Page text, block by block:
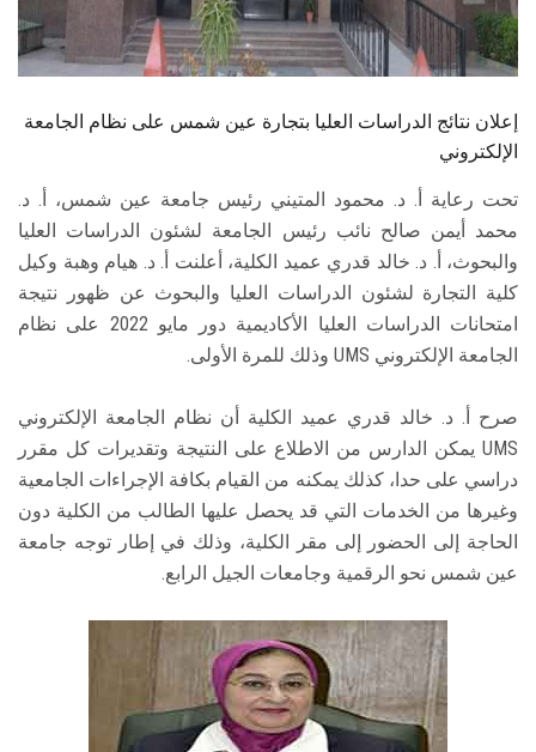
الموظفون
الزائـرون
إعلان نتائج الدراسات العليا بتجارة عين شمس على نظام الجامعة
الإلكتروني
تحت رعاية أ. د. محمود المتيني رئيس جامعة عين شمس، أ. د.
محمد أيمن صالح نائب رئيس الجامعة لشئون الدراسات العليا
والبحوث، أ. د. خالد قدري عميد الكلية، أعلنت أ. د. هيام وهبة وكيل
كلية التجارة لشئون الدراسات العليا والبحوث عن ظهور نتيجة
امتحانات الدراسات العليا الأكاديمية دور مايو 2022 على نظام
الجامعة الإلكتروني UMS وذلك للمرة الأولى.
صرح أ. د. خالد قدري عميد الكلية أن نظام الجامعة الإلكتروني
UMS يمكن الدارس من الاطلاع على النتيجة وتقديرات كل مقرر
دراسي على حدا، كذلك يمكنه من القيام بكافة الإجراءات الجامعية
وغيرها من الخدمات التي قد يحصل عليها الطالب من الكلية دون
الحاجة إلى الحضور إلى مقر الكلية، وذلك في إطار توجه جامعة
عين شمس نحو الرقمية وجامعات الجيل الرابع.